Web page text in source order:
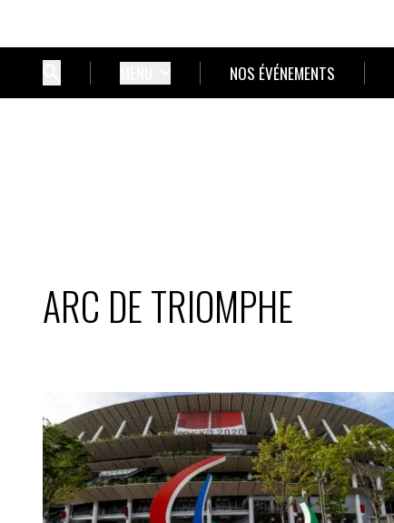
NOS ÉVÉNEMENTS
ARC DE TRIOMPHE